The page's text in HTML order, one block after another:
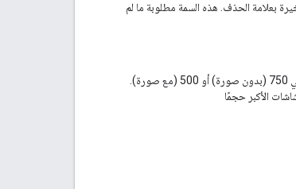
بعلامة الحذف. هذه السمة مطلوبة ما لم
وهذا هو حوالي 750 (بدون صورة) أو 500 (مع صورة).
الأكبر حجمًا